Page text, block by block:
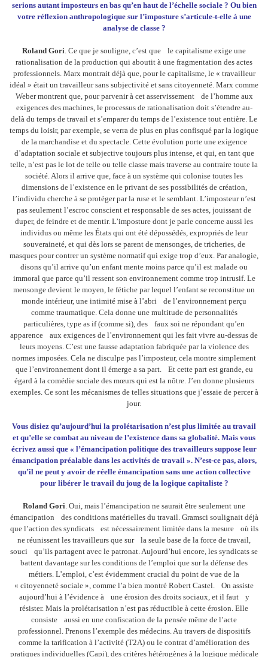
serions autant imposteurs en bas qu’en haut de l’échelle sociale ? Ou bien
votre réflexion anthropologique sur l’imposture s’articule-t-elle à une
analyse de classe ?
Roland Gori. Ce que je souligne, c’est que le capitalisme exige une
rationalisation de la production qui aboutit à une fragmentation des actes
professionnels. Marx montrait déjà que, pour le capitalisme, le « travailleur
idéal » était un travailleur sans subjectivité et sans citoyenneté. Marx comme
Weber montrent que, pour parvenir à cet asservissement de l’homme aux
exigences des machines, le processus de rationalisation doit s’étendre au-
delà du temps de travail et s’emparer du temps de l’existence tout entière. Le
temps du loisir, par exemple, se verra de plus en plus confisqué par la logique
de la marchandise et du spectacle. Cette évolution porte une exigence
d’adaptation sociale et subjective toujours plus intense, et qui, en tant que
telle, n’est pas le lot de telle ou telle classe mais traverse au contraire toute la
société. Alors il arrive que, face à un système qui colonise toutes les
dimensions de l’existence en le privant de ses possibilités de création,
l’individu cherche à se protéger par la ruse et le semblant. L’imposteur n’est
pas seulement l’escroc conscient et responsable de ses actes, jouissant de
duper, de feindre et de mentir. L’imposture dont je parle concerne aussi les
individus ou même les États qui ont été dépossédés, expropriés de leur
souveraineté, et qui dès lors se parent de mensonges, de tricheries, de
masques pour contrer un système normatif qui exige trop d’eux. Par analogie,
disons qu’il arrive qu’un enfant mente moins parce qu’il est malade ou
immoral que parce qu’il ressent son environnement comme trop intrusif. Le
mensonge devient le moyen, le fétiche par lequel l’enfant se reconstitue un
monde intérieur, une intimité mise à l’abri de l’environnement perçu
comme traumatique. Cela donne une multitude de personnalités
particulières, type as if (comme si), des faux soi ne répondant qu’en
apparence aux exigences de l’environnement qui les fait vivre au-dessus de
leurs moyens. C’est une fausse adaptation fabriquée par la violence des
normes imposées. Cela ne disculpe pas l’imposteur, cela montre simplement
que l’environnement dont il émerge a sa part. Et cette part est grande, eu
égard à la comédie sociale des mœurs qui est la nôtre. J’en donne plusieurs
exemples. Ce sont les mécanismes de telles situations que j’essaie de percer à
jour.
Vous disiez qu’aujourd’hui la prolétarisation n’est plus limitée au travail
et qu’elle se combat au niveau de l’existence dans sa globalité. Mais vous
écrivez aussi que « l’émancipation politique des travailleurs suppose leur
émancipation préalable dans les activités de travail ». N’est-ce pas, alors,
qu’il ne peut y avoir de réelle émancipation sans une action collective
pour libérer le travail du joug de la logique capitaliste ?
Roland Gori. Oui, mais l’émancipation ne saurait être seulement une
émancipation des conditions matérielles du travail. Gramsci soulignait déjà
que l’action des syndicats est nécessairement limitée dans la mesure où ils
ne réunissent les travailleurs que sur la seule base de la force de travail,
souci qu’ils partagent avec le patronat. Aujourd’hui encore, les syndicats se
battent davantage sur les conditions de l’emploi que sur la défense des
métiers. L’emploi, c’est évidemment crucial du point de vue de la
« citoyenneté sociale », comme l’a bien montré Robert Castel. On assiste
aujourd’hui à l’évidence à une érosion des droits sociaux, et il faut y
résister. Mais la prolétarisation n’est pas réductible à cette érosion. Elle
consiste aussi en une confiscation de la pensée même de l’acte
professionnel. Prenons l’exemple des médecins. Au travers de dispositifs
comme la tarification à l’activité (T2A) ou le contrat d’amélioration des
pratiques individuelles (Capi), des critères hétérogènes à la logique médicale